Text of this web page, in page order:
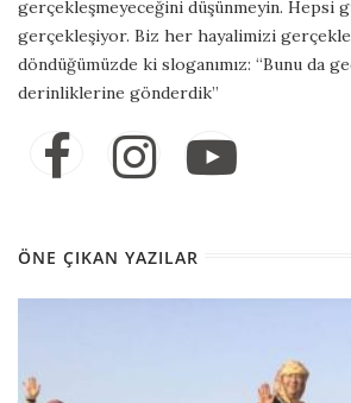
gerçekleşmeyeceğini düşünmeyin. Hepsi
gerçekleşiyor. Biz her hayalimizi
döndüğümüzde ki sloganımız: “Bunu da
derinliklerine gönderdik”
ÖNE ÇIKAN YAZILAR